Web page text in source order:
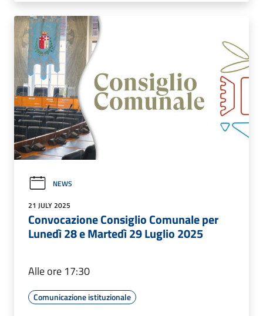
NEWS
21 JULY 2025
Convocazione Consiglio Comunale per
Lunedì 28 e Martedì 29 Luglio 2025
Alle ore 17:30
Comunicazione istituzionale